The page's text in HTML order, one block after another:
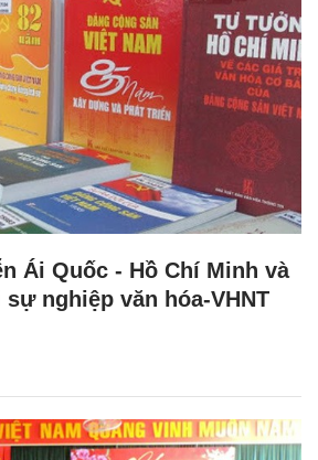
Ái Quốc - Hồ Chí Minh và
nghiệp văn hóa-VHNT